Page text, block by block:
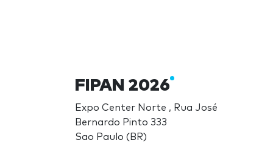
FIPAN 2026
Expo Center Norte , Rua José
Bernardo Pinto 333
Sao Paulo (BR)